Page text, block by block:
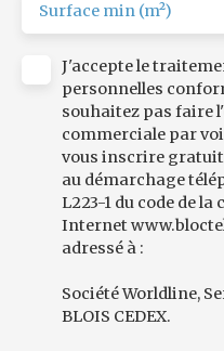
Surface min (m²)
J'accepte le
personnelles
souhaitez pas faire
commerciale par
vous inscrire
au démarchage
L223-1 du code de
Internet
adressé à :
Société Worldline,
BLOIS CEDEX.